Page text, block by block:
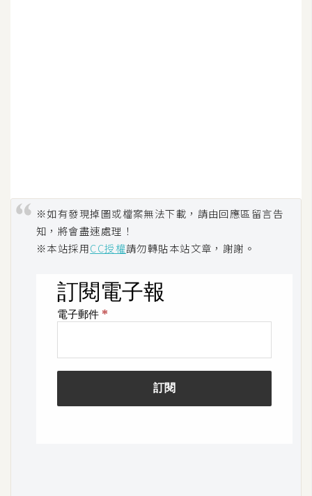
※如有發現掉圖或檔案無法下載，請由回應區留言告
知，將會盡速處理！
※本站採用CC授權請勿轉貼本站文章，謝謝。